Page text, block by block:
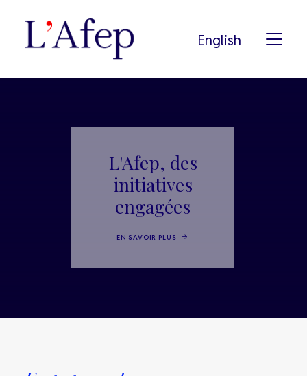
English
NOS ENGAGEMENTS
L'Afep, des
initiatives
engagées
EN SAVOIR PLUS